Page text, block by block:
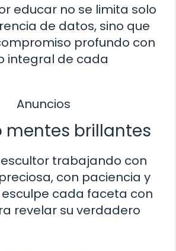
educar no se limita solo
de datos, sino que
profundo con
integral de cada
Anuncios
mentes brillantes
trabajando con
con paciencia y
cada faceta con
revelar su verdadero